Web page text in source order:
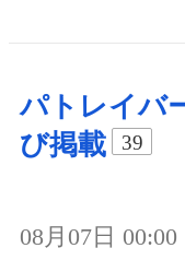
パトレイバ
び掲載
39
08月07日 00:00